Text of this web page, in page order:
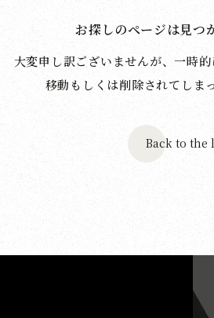
お探しのページは見つ
大変申し訳ございませんが、一時的
移動もしくは削除されてしま
Back to the